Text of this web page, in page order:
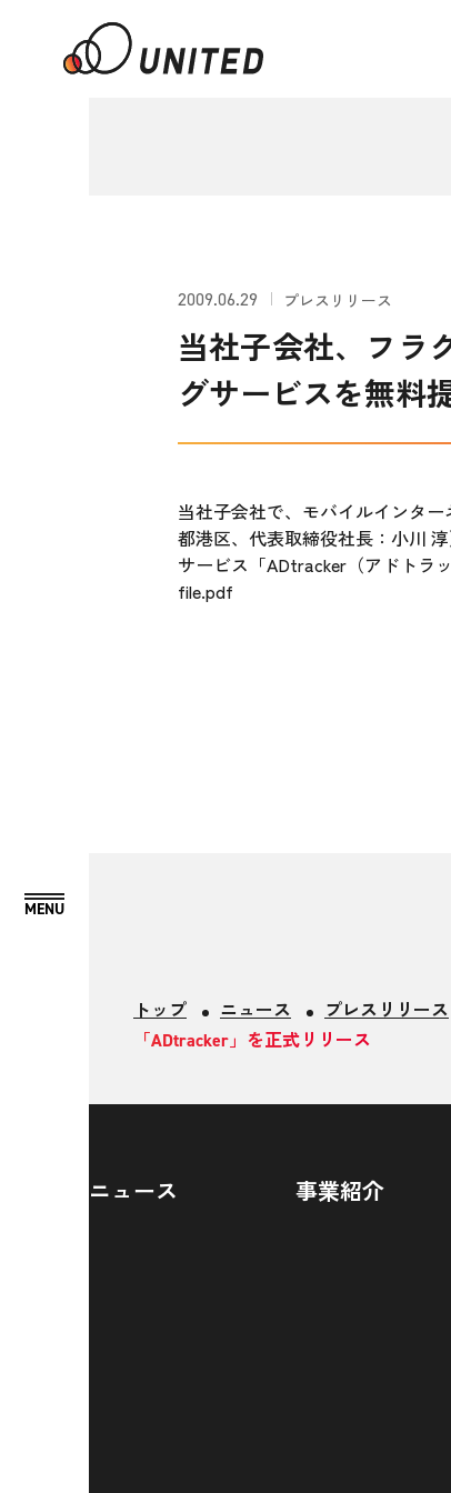
2009.06.29 プレスリリース
当社子会社、フラ
グサービスを無料
当社子会社で、モバイルインタ
都港区、代表取締役社長：小川
サービス「ADtracker（アドトラ
file.pdf
トップ ニュース プレスリリース
「ADtracker」を正式リリース
ニュース 事業紹介